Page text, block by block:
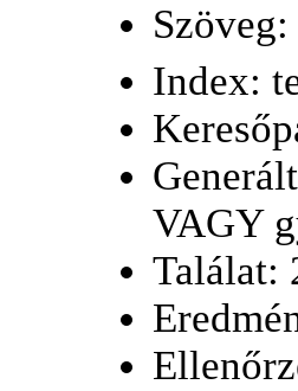
Szöveg:
Index:
VAGY
Találat: